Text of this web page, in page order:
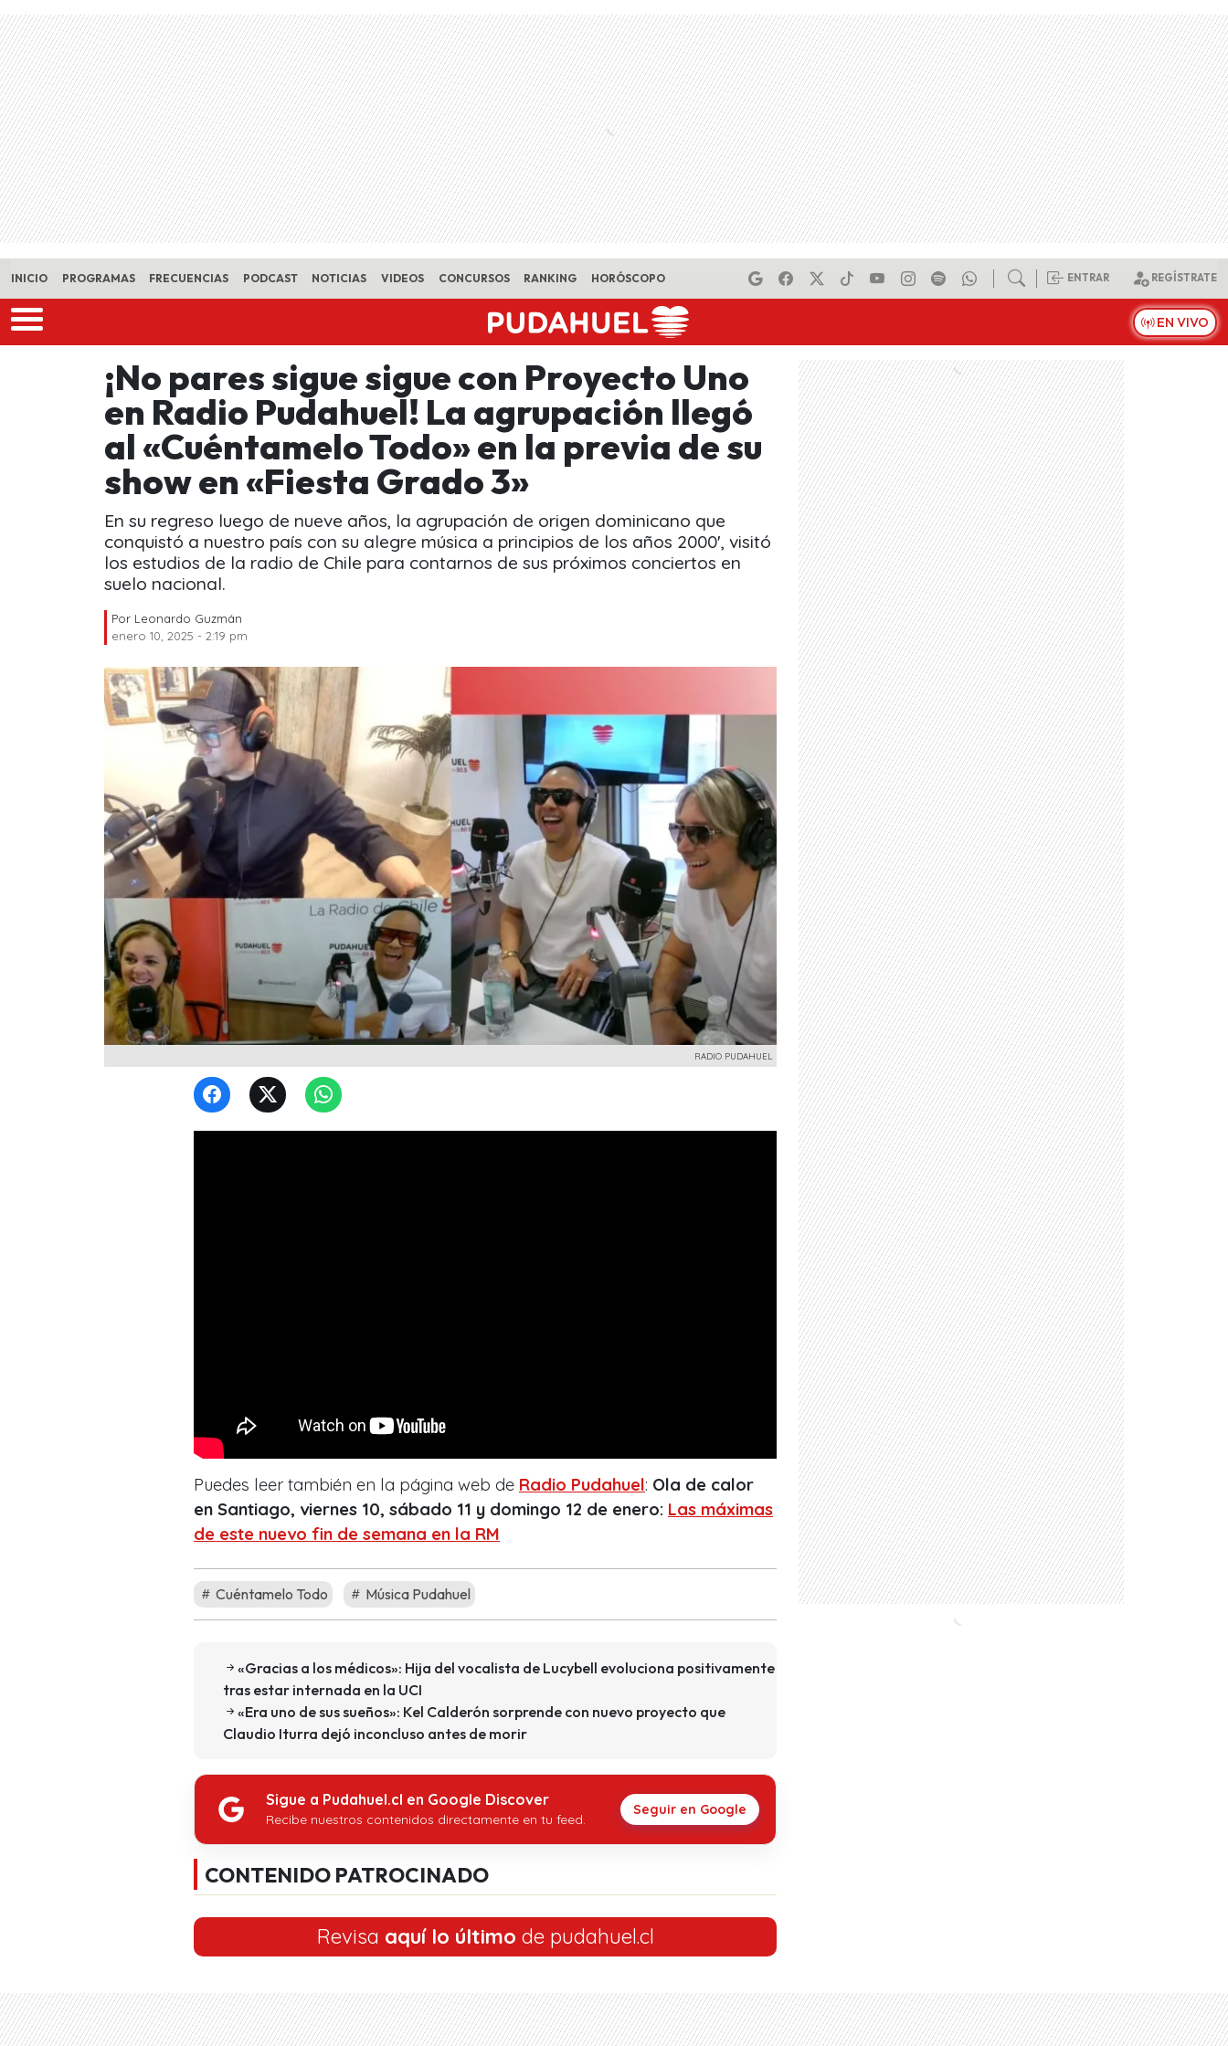
Skip to main content
INICIO PROGRAMAS FRECUENCIAS PODCAST NOTICIAS VIDEOS CONCURSOS RANKING HORÓSCOPO ENTRAR REGÍSTRATE
EN VIVO
¡No pares sigue sigue con Proyecto Uno
en Radio Pudahuel! La agrupación llegó
al «Cuéntamelo Todo» en la previa de su
show en «Fiesta Grado 3»
En su regreso luego de nueve años, la agrupación de origen dominicano que
conquistó a nuestro país con su alegre música a principios de los años 2000', visitó
los estudios de la radio de Chile para contarnos de sus próximos conciertos en
suelo nacional.
Por Leonardo Guzmán
enero 10, 2025 - 2:19 pm
RADIO PUDAHUEL
Puedes leer también en la página web de Radio Pudahuel: Ola de calor
en Santiago, viernes 10, sábado 11 y domingo 12 de enero: Las máximas
de este nuevo fin de semana en la RM
Cuéntamelo Todo Música Pudahuel
«Gracias a los médicos»: Hija del vocalista de Lucybell evoluciona positivamente
tras estar internada en la UCI
«Era uno de sus sueños»: Kel Calderón sorprende con nuevo proyecto que
Claudio Iturra dejó inconcluso antes de morir
Sigue a Pudahuel.cl en Google Discover
Recibe nuestros contenidos directamente en tu feed.
Seguir en Google
CONTENIDO PATROCINADO
Revisa aquí lo último de pudahuel.cl